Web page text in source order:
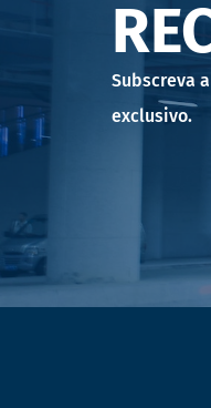
Subscreva
exclusivo.